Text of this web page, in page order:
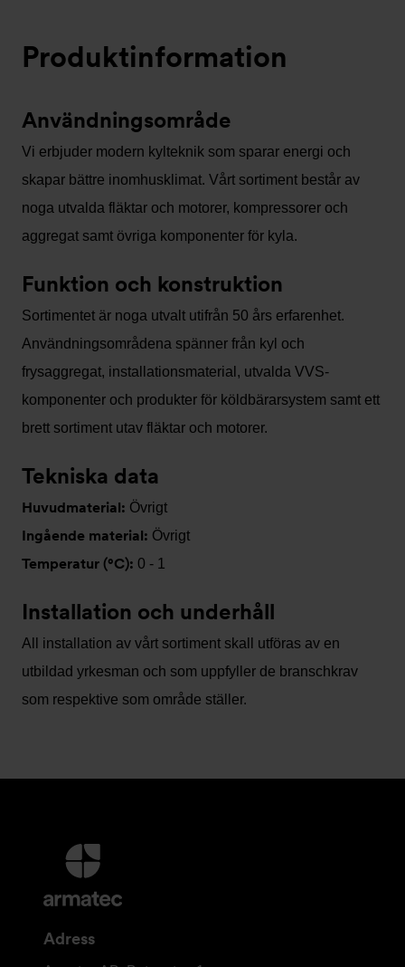
Produktinformation
Användningsområde
Vi erbjuder modern kylteknik som sparar energi och
skapar bättre inomhusklimat. Vårt sortiment består av
noga utvalda fläktar och motorer, kompressorer och
aggregat samt övriga komponenter för kyla.
Funktion och konstruktion
Sortimentet är noga utvalt utifrån 50 års erfarenhet.
Användningsområdena spänner från kyl och
frysaggregat, installationsmaterial, utvalda VVS-
komponenter och produkter för köldbärarsystem samt ett
brett sortiment utav fläktar och motorer.
Tekniska data
Huvudmaterial: Övrigt
Ingående material: Övrigt
Temperatur (°C): 0 - 1
Installation och underhåll
All installation av vårt sortiment skall utföras av en
utbildad yrkesman och som uppfyller de branschkrav
som respektive som område ställer.
Ytterligare
information
och
Adress